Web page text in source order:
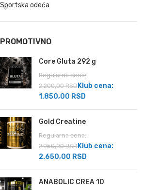
Sportska odeća
PROMOTIVNO
Core Gluta 292 g
Regularna cena:
2.200,00RSD Klub cena:
1.850,00 RSD
Gold Creatine
Regularna cena:
2.950,00RSD Klub cena:
2.650,00 RSD
ANABOLIC CREA 10